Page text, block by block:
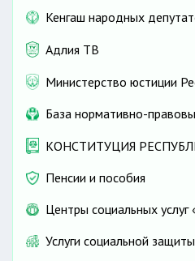
Кенгаш народных
Адлия ТВ
Министерство юстиции
База нормативно-
КОНСТИТУЦИЯ
Пенсии и пособия
Центры социальных услуг
Услуги социальной защиты